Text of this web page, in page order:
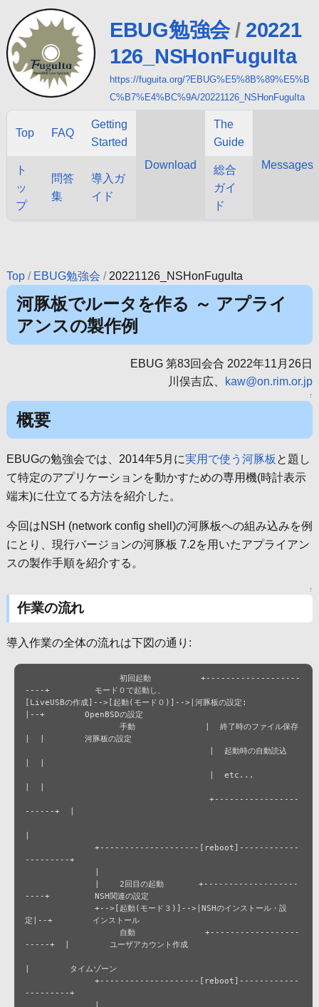
EBUG勉強会 / 20221
126_NSHonFuguIta
https://fuguita.org/?EBUG%E5%8B%89%E5%B
C%B7%E4%BC%9A/20221126_NSHonFuguIta
Top FAQ
Getting
Started
Download
The
Guide
Messages
ト
ッ
プ
問答
集
導入ガ
イド
総合
ガイ
ド
Top / EBUG勉強会 / 20221126_NSHonFuguIta
河豚板でルータを作る ～ アプライ
アンスの製作例
EBUG 第83回会合 2022年11月26日
川俣吉広、
kaw@on.rim.or.jp
↑
概要
EBUGの勉強会では、2014年5月に実用で使う河豚板 と題し
て特定のアプリケーションを動かすための専用機(時計表示
端末)に仕立てる方法を紹介した。
今回はNSH (network config shell)の河豚板への組み込みを例
にとり、現行バージョンの河豚板 7.2を用いたアプライアン
スの製作手順を紹介する。
↑
作業の流れ
導入作業の全体の流れは下図の通り:
                   初回起動          +-------------------
----+         モード０で起動し、
[LiveUSBの作成]-->[起動(モード０)]-->|河豚板の設定:
|--+        OpenBSDの設定
                   手動              |  終了時のファイル保存
|  |        河豚板の設定
                                     +-----------------
------+  |
              +--------------------[reboot]------------
---------+
----+         NSH関連の設定
              +-->[起動(モード３)]-->|NSHのインストール・設
定|--+        インストール
-----+  |        ユーザアカウント作成
|        タイムゾーン
              +--------------------[reboot]------------
---------+